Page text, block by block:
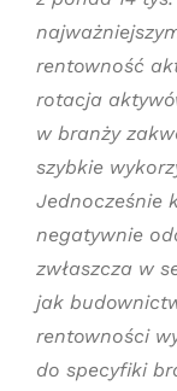
rentowność
rotacja
w branży
szybkie
Jednocześnie
negatywnie
zwłaszcza w
jak
rentowności
do specyfiki